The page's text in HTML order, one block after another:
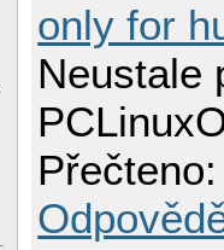
only for
Neustale